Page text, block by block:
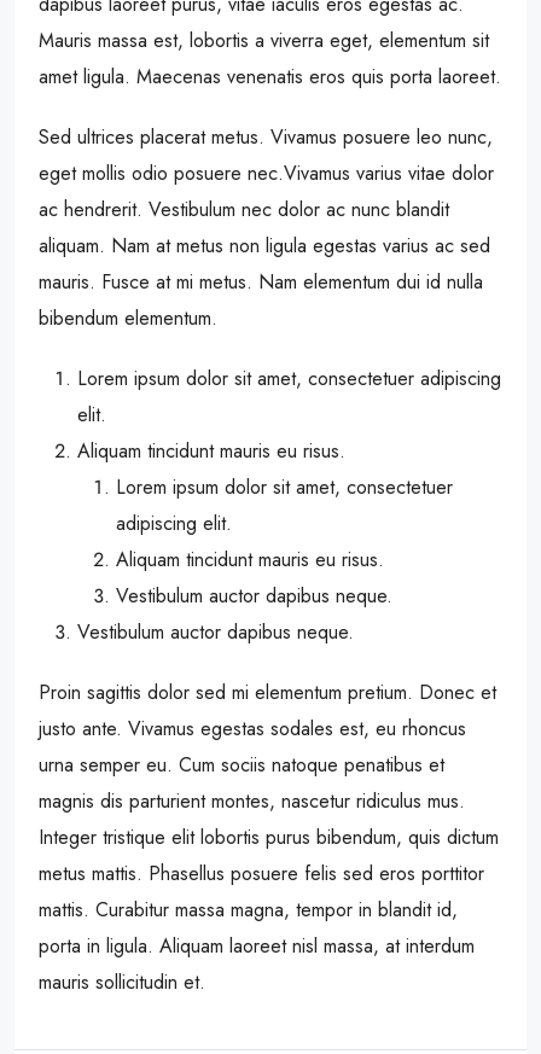
Mauris massa est, lobortis a viverra eget, elementum sit
amet ligula. Maecenas venenatis eros quis porta laoreet.
Sed ultrices placerat metus. Vivamus posuere leo nunc,
eget mollis odio posuere nec.Vivamus varius vitae dolor
ac hendrerit. Vestibulum nec dolor ac nunc blandit
aliquam. Nam at metus non ligula egestas varius ac sed
mauris. Fusce at mi metus. Nam elementum dui id nulla
bibendum elementum.
Lorem ipsum dolor sit amet, consectetuer adipiscing
elit.
Aliquam tincidunt mauris eu risus.
Lorem ipsum dolor sit amet, consectetuer
adipiscing elit.
Aliquam tincidunt mauris eu risus.
Vestibulum auctor dapibus neque.
Vestibulum auctor dapibus neque.
Proin sagittis dolor sed mi elementum pretium. Donec et
justo ante. Vivamus egestas sodales est, eu rhoncus
urna semper eu. Cum sociis natoque penatibus et
magnis dis parturient montes, nascetur ridiculus mus.
Integer tristique elit lobortis purus bibendum, quis dictum
metus mattis. Phasellus posuere felis sed eros porttitor
mattis. Curabitur massa magna, tempor in blandit id,
porta in ligula. Aliquam laoreet nisl massa, at interdum
mauris sollicitudin et.